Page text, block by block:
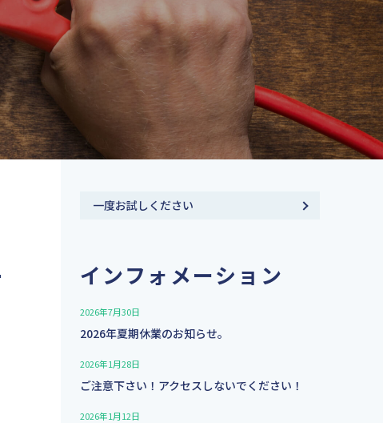
⼀度お試しください
インフォメーション
2026年7月30日
2026年夏期休業のお知らせ。
2026年1月28日
ご注意下さい！アクセスしないでください！
2026年1月12日